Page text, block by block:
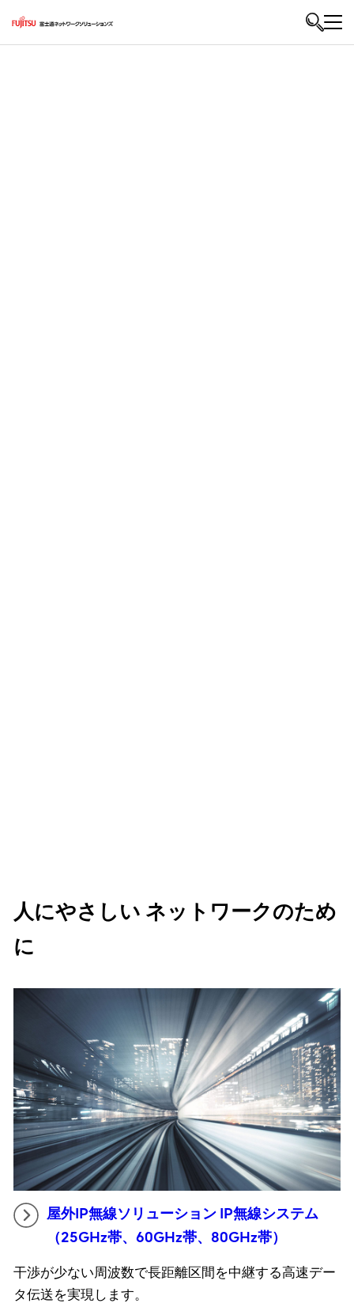
人にやさしい ネットワークのため
に
屋外IP無線ソリューション IP無線システム
（25GHz帯、60GHz帯、80GHz帯）
干渉が少ない周波数で長距離区間を中継する高速デー
タ伝送を実現します。